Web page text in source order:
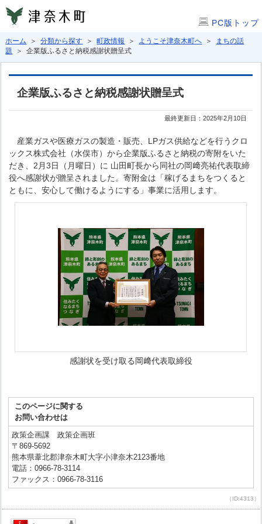
PC版トップ
ホーム ＞分類から探す ＞町政情報 ＞ ようこそ津奈木町へ ＞
まちの話
題
＞ 企業版ふるさと納税感謝状贈呈式
企業版ふるさと納税感謝状贈呈式
最終更新日：2025年2月10日
産業ガスや医療ガスの製造・販売、LPガス供給などを行うクロ
ックス株式会社（水俣市）から企業版ふるさと納税の寄附をいた
だき、2月3日（月曜日）に 山田町長から同社の岡﨑亮祐代表取締
役へ感謝状が贈呈されました。寄附金は「稼げるまちをつくると
ともに、安心して働けるようにする」事業に活用します。
感謝状を受け取る岡﨑代表取締役
このページに関する
お問い合わせは
政策企画課 政策企画班
〒869-5692
熊本県葦北郡津奈木町大字小津奈木2123番地
電話：0966-78-3114
ファックス：0966-78-3116
（ID:4313）